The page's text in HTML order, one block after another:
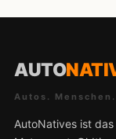
AUTO
Autos.
AutoNatives ist